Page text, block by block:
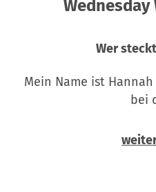
Wer
Mein Name ist
bei